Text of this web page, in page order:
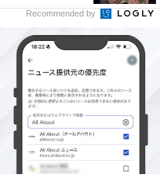
Recommended by